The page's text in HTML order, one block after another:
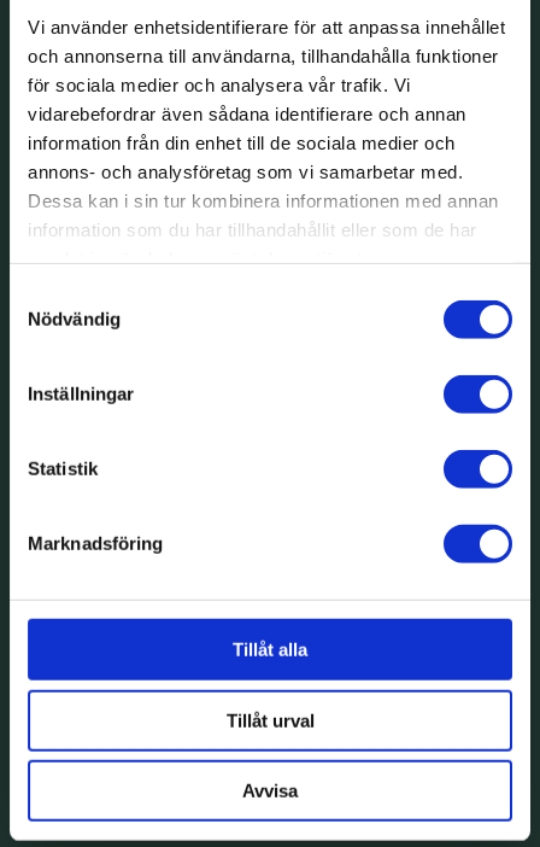
Vi använder enhetsidentifierare för att anpassa innehållet
och annonserna till användarna, tillhandahålla funktioner
för sociala medier och analysera vår trafik. Vi
vidarebefordrar även sådana identifierare och annan
information från din enhet till de sociala medier och
annons- och analysföretag som vi samarbetar med.
Dessa kan i sin tur kombinera informationen med annan
information som du har tillhandahållit eller som de har
Nödvändig
Inställningar
Statistik
Marknadsföring
Tillåt alla
Tillåt urval
Avvisa